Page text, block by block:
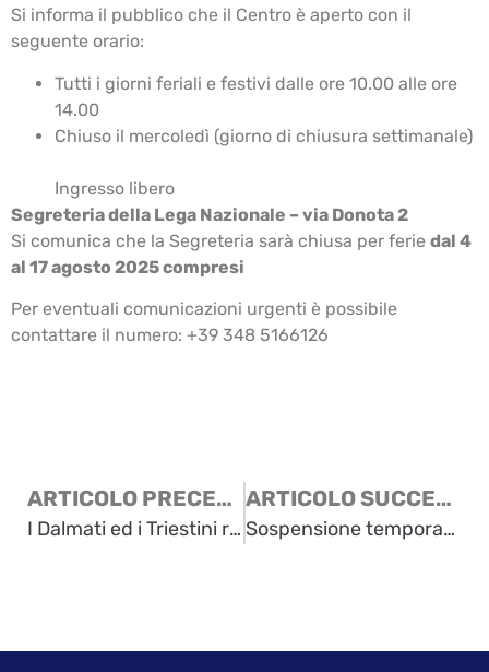
Si informa il pubblico che il Centro è aperto con il
seguente orario:
Tutti i giorni feriali e festivi dalle ore 10.00 alle ore
14.00
Chiuso il mercoledì (giorno di chiusura settimanale)
Ingresso libero
Segreteria della Lega Nazionale – via Donota 2
Si comunica che la Segreteria sarà chiusa per ferie dal 4
al 17 agosto 2025 compresi
Per eventuali comunicazioni urgenti è possibile
contattare il numero: +39 348 5166126
ARTICOLO PRECEDENTE
I Dalmati ed i Triestini ricordano
ARTICOLO SUCCESSIVO
Sospensione temporanea delle visite guidate